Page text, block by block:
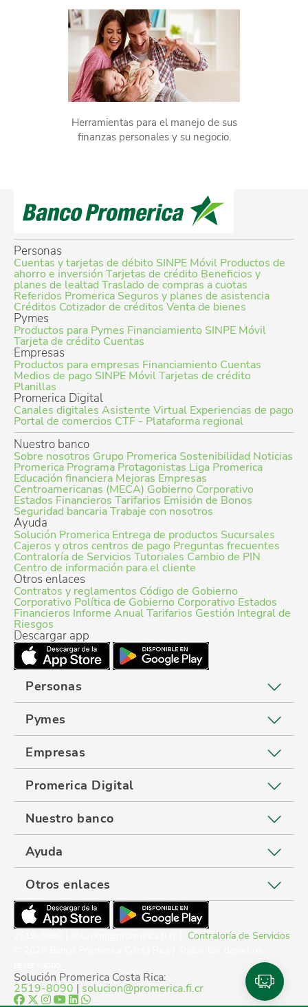
Herramientas para el manejo de sus
finanzas personales y su negocio.
Personas
Cuentas y tarjetas de débito SINPE Móvil Productos de
ahorro e inversión Tarjetas de crédito Beneficios y
planes de lealtad Traslado de compras a cuotas
Referidos Promerica Seguros y planes de asistencia
Créditos Cotizador de créditos Venta de bienes
Pymes
Productos para Pymes Financiamiento SINPE Móvil
Tarjeta de crédito Cuentas
Empresas
Productos para empresas Financiamiento Cuentas
Medios de pago SINPE MóvilTarjetas de crédito
Planillas
Promerica Digital
Canales digitales Asistente Virtual Experiencias de pago
Portal de comercios CTF - Plataforma regional
Nuestro banco
Sobre nosotros Grupo Promerica Sostenibilidad Noticias
Promerica Programa Protagonistas Liga Promerica
Educación financiera Mejoras Empresas
Centroamericanas (MECA) Gobierno Corporativo
Estados Financieros Tarifarios Emisión de Bonos
Seguridad bancariaTrabaje con nosotros
Ayuda
Solución Promerica Entrega de productos Sucursales
Cajeros y otros centros de pago Preguntas frecuentes
Contraloría de Servicios Tutoriales Cambio de PIN
Centro de información para el cliente
Otros enlaces
Contratos y reglamentos Código de Gobierno
Corporativo Política de Gobierno Corporativo Estados
Financieros Informe AnualTarifarios Gestión Integral de
Riesgos
Descargar app
Personas
Pymes
Empresas
Promerica Digital
Nuestro banco
Ayuda
Otros enlaces
Contraloría de Servicios
Solución Promerica Costa Rica:
2519-8090 | solucion@promerica.fi.cr